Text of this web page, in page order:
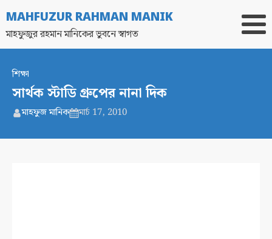
MAHFUZUR RAHMAN MANIK
মাহফুজুর রহমান মানিকের ভুবনে স্বাগত
শিক্ষা
সার্থক স্টাডি গ্রুপের নানা দিক
মাহফুজ মানিক মার্চ 17, 2010